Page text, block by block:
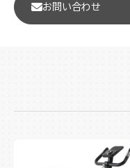
お問い合わせ